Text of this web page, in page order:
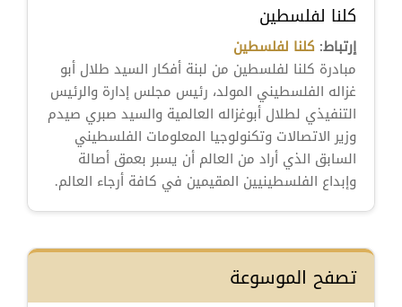
كلنا لفلسطين
إرتباط: كلنا لفلسطين
مبادرة كلنا لفلسطين من لبنة أفكار السيد طلال أبو
غزاله الفلسطيني المولد، رئيس مجلس إدارة والرئيس
التنفيذي لطلال أبوغزاله العالمية والسيد صبري صيدم
وزير الاتصالات وتكنولوجيا المعلومات الفلسطيني
السابق الذي أراد من العالم أن يسبر بعمق أصالة
وإبداع الفلسطينيين المقيمين في كافة أرجاء العالم.
تصفح الموسوعة